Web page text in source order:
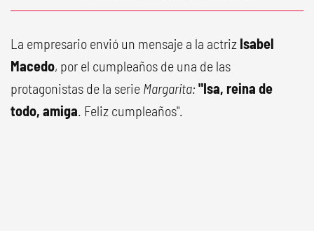
La empresario envió un mensaje a la actriz Isabel
Macedo, por el cumpleaños de una de las
protagonistas de la serie Margarita: "Isa, reina de
todo, amiga. Feliz cumpleaños".